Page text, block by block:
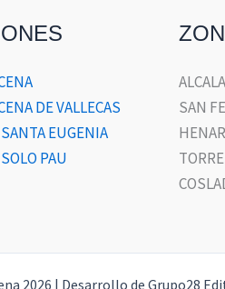
DE VALLECAS
EUGENIA
PAU
SAN
2026 | Desarrollo de Grupo28